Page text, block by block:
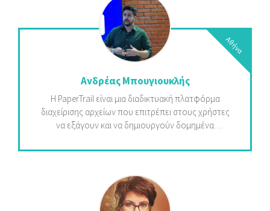
που είναι κρυμμένη σε αδόμητες μορφές αρχείων
(όπως εικόνες, έγγραφα και βίντεο),
οργανώνοντάς την σε γραφήματα και πίνακες. Με
αυτόν τον τρόπο, παρέχει στον χρήστη πολύτιμες
πληροφορίες που μπορούν να χρησιμοποιηθούν
για τη βελτίωση της καθημερινής εργασίας του και
την αύξηση της αποδοτικότητάς του.
Αθήνα
Ανδρέας Μπουγιουκλής
Η PaperTrail είναι μια διαδικτυακή πλατφόρμα
διαχείρισης αρχείων που επιτρέπει στους χρήστες
να εξάγουν και να δημιουργούν δομημένα
PaperTrail είναι να μειώσει στο ελάχιστο την ανάγκη
αρχειοθέτηση. Επιπλέον, απελευθερώνει τη γνώση
που είναι κρυμμένη σε αδόμητες μορφές αρχείων
(όπως εικόνες, έγγραφα και βίντεο),